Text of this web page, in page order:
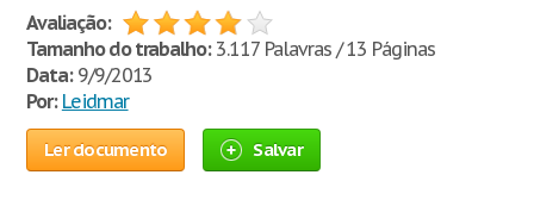
Avaliação:
Tamanho do trabalho:3.117 Palavras / 13 Páginas
Data:9/9/2013
Por: Leidmar
Ler documento Salvar